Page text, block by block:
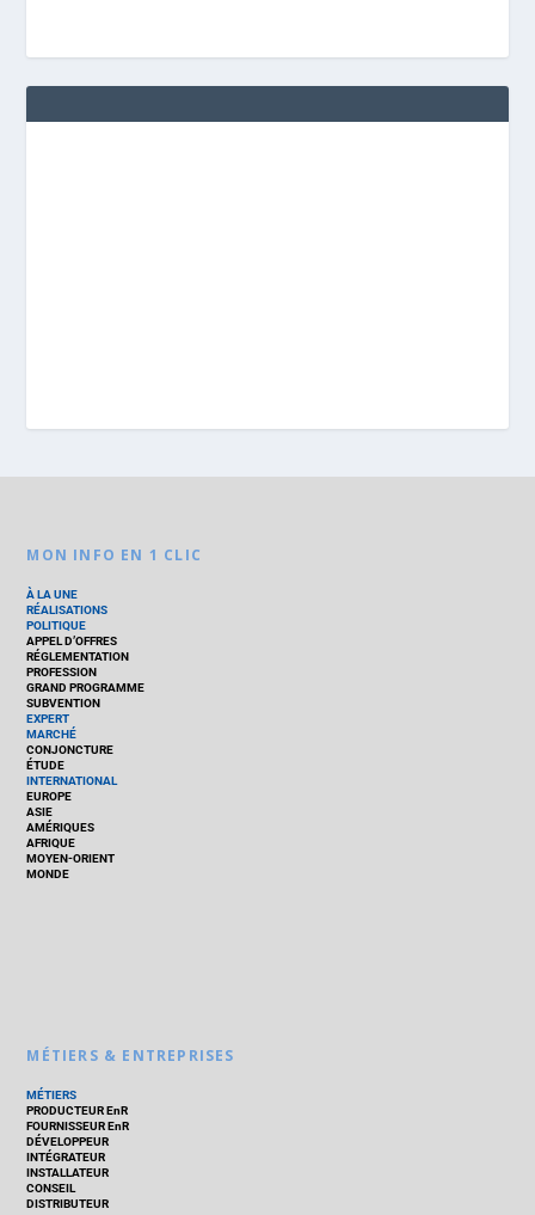
MON INFO EN 1 CLIC
À LA UNE
RÉALISATIONS
POLITIQUE
APPEL D’OFFRES
RÉGLEMENTATION
PROFESSION
GRAND PROGRAMME
SUBVENTION
EXPERT
MARCHÉ
CONJONCTURE
ÉTUDE
INTERNATIONAL
EUROPE
ASIE
AMÉRIQUES
AFRIQUE
MOYEN-ORIENT
MONDE
MÉTIERS & ENTREPRISES
MÉTIERS
PRODUCTEUR EnR
FOURNISSEUR EnR
DÉVELOPPEUR
INTÉGRATEUR
INSTALLATEUR
CONSEIL
DISTRIBUTEUR